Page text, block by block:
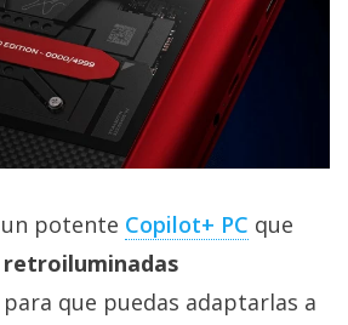
potente Copilot+ PC‎ que
para que puedas adaptarlas a